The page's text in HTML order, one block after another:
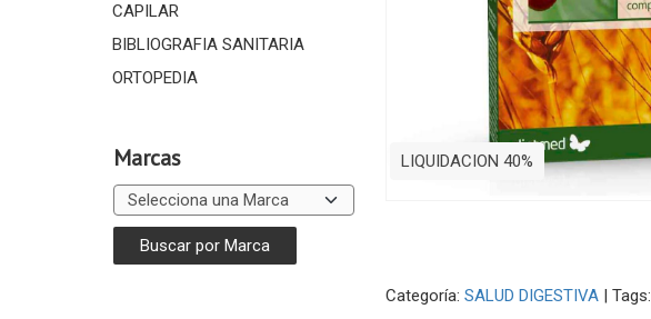
CAPILAR
BIBLIOGRAFIA SANITARIA
ORTOPEDIA
Marcas LIQUIDACION 40%
Categoría: SALUD DIGESTIVA| Tags: